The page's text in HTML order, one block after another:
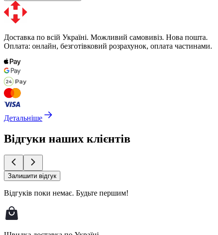
Доставка по всій Україні. Можливий самовивіз. Нова пошта.
Оплата: онлайн, безготівковий розрахунок, оплата частинами.
Детальніше
Відгуки наших клієнтів
Залишити відгук
Відгуків поки немає. Будьте першим!